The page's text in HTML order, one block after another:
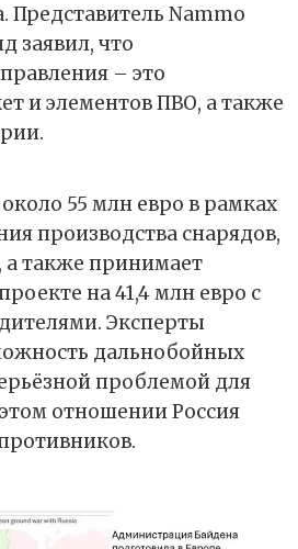
Представитель Nammo
заявил, что
– это
и элементов ПВО, а также
55 млн евро в рамках
производства снарядов,
а также принимает
на 41,4 млн евро с
Эксперты
дальнобойных
проблемой для
отношении Россия